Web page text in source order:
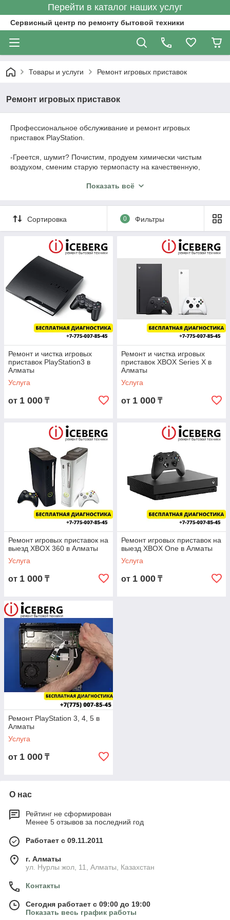
Перейти в каталог наших услуг
Сервисный центр по ремонту бытовой техники
Товары и услуги Ремонт игровых приставок
Ремонт игровых приставок
Профессиональное обслуживание и ремонт игровых
приставок PlayStation.
-Греется, шумит? Почистим, продуем химически чистым
воздухом, сменим старую термопасту на качественную,
-Не включается? Сделаем диагностику, она бесплатная!
-Нужно больше памяти? Увеличим!
-И многое другое!
Показать всё
Сортировка 0 Фильтры
Ремонт и чистка игровых
приставок PlayStation3 в
Алматы
Услуга
от 1 000 ₸
Ремонт и чистка игровых
приставок XBOX Series X в
Алматы
Услуга
от 1 000 ₸
Ремонт игровых приставок на
выезд XBOX 360 в Алматы
Услуга
от 1 000 ₸
Ремонт игровых приставок на
выезд XBOX One в Алматы
Услуга
от 1 000 ₸
Ремонт PlayStation 3, 4, 5 в
Алматы
Услуга
от 1 000 ₸
О нас
Рейтинг не сформирован
Менее 5 отзывов за последний год
Работает с 09.11.2011
г. Алматы
ул. Нурлы жол, 11, Алматы, Казахстан
Контакты
Сегодня работает с 09:00 до 19:00
Показать весь график работы